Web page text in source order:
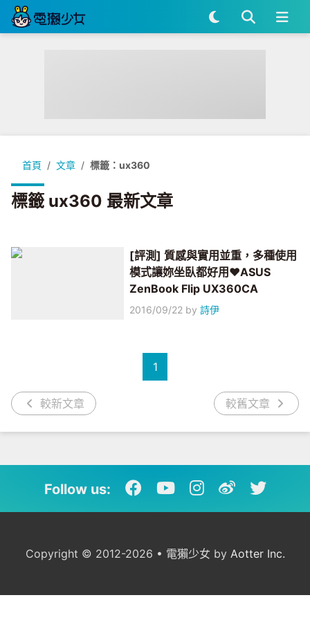
首頁 文章 標籤：ux360
標籤 ux360 最新文章
[評測] 質感與實用並重，多種使用
模式讓妳坐臥都好用♥ASUS
ZenBook Flip UX360CA
2016/09/22 by詩伊
較新文章
1
較舊文章
Follow us:
Copyright © 2012-2026 • 電獺少女 by Aotter Inc.